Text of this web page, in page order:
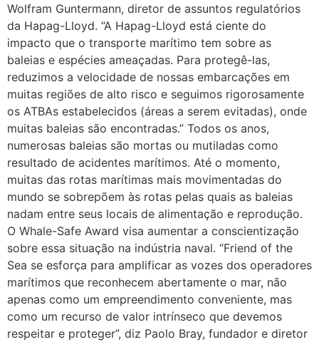
Wolfram Guntermann, diretor de assuntos regulatórios
da Hapag-Lloyd. “A Hapag-Lloyd está ciente do
impacto que o transporte marítimo tem sobre as
baleias e espécies ameaçadas. Para protegê-las,
reduzimos a velocidade de nossas embarcações em
muitas regiões de alto risco e seguimos rigorosamente
os ATBAs estabelecidos (áreas a serem evitadas), onde
muitas baleias são encontradas.” Todos os anos,
numerosas baleias são mortas ou mutiladas como
resultado de acidentes marítimos. Até o momento,
muitas das rotas marítimas mais movimentadas do
mundo se sobrepõem às rotas pelas quais as baleias
nadam entre seus locais de alimentação e reprodução.
O Whale-Safe Award visa aumentar a conscientização
sobre essa situação na indústria naval. “Friend of the
Sea se esforça para amplificar as vozes dos operadores
marítimos que reconhecem abertamente o mar, não
apenas como um empreendimento conveniente, mas
como um recurso de valor intrínseco que devemos
respeitar e proteger”, diz Paolo Bray, fundador e diretor